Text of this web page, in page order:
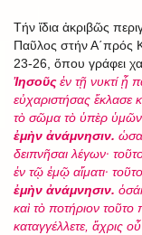
Τήν ἴδια ἀκριβῶς
Παῦλος στήν Α΄πρός
23-26, ὅπου γράφει
Ἰησοῦςἐν τῇ νυκτί ᾗ
εὐχαριστήσας ἔκλασε
τὸ σῶμα τὸ ὑπὲρ ὑμῶν
ἐμὴν ἀνάμνησιν.
δειπνῆσαι λέγων·
ἐν τῷ ἐμῷ αἵματι·
ἐμὴν ἀνάμνησιν.
καὶ τὸ ποτήριον τοῦτο
καταγγέλλετε, ἄχρις